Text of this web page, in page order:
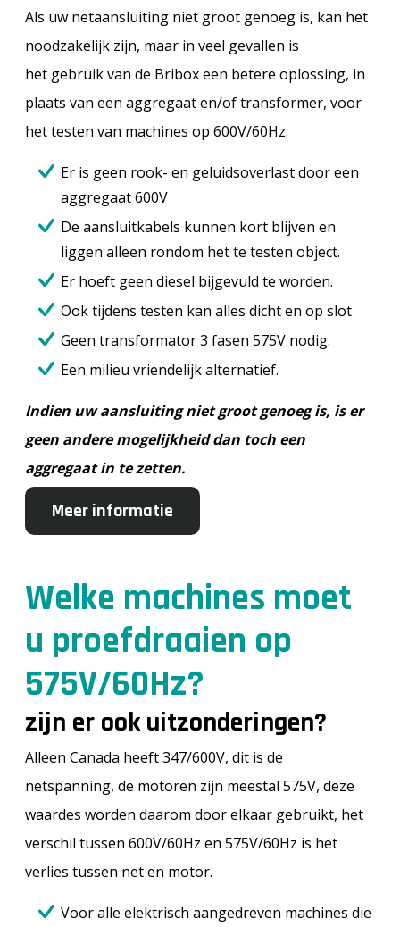
Als uw netaansluiting niet groot genoeg is, kan het
noodzakelijk zijn, maar in veel gevallen is
het gebruik van de Bribox een betere oplossing, in
plaats van een aggregaat en/of transformer, voor
het testen van machines op 600V/60Hz.
Er is geen rook- en geluidsoverlast door een
aggregaat 600V
De aansluitkabels kunnen kort blijven en
liggen alleen rondom het te testen object.
Er hoeft geen diesel bijgevuld te worden.
Ook tijdens testen kan alles dicht en op slot
Geen transformator 3 fasen 575V nodig.
Een milieu vriendelijk alternatief.
Indien uw aansluiting niet groot genoeg is, is er
geen andere mogelijkheid dan toch een
aggregaat in te zetten.
Meer informatie
Welke machines moet
u proefdraaien op
575V/60Hz?
zijn er ook uitzonderingen?
Alleen Canada heeft 347/600V, dit is de
netspanning, de motoren zijn meestal 575V, deze
waardes worden daarom door elkaar gebruikt, het
verschil tussen 600V/60Hz en 575V/60Hz is het
verlies tussen net en motor.
Voor alle elektrisch aangedreven machines die